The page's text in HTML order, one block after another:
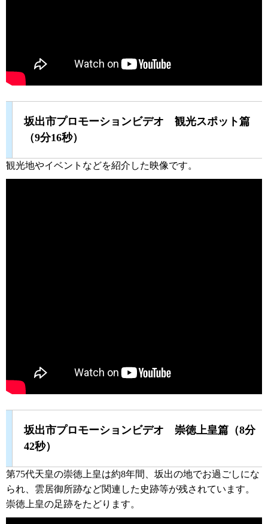
坂出市プロモーションビデオ 観光スポット篇
（9分16秒）
観光地やイベントなどを紹介した映像です。
坂出市プロモーションビデオ 崇徳上皇篇（8分
42秒）
第75代天皇の崇徳上皇は約8年間、坂出の地でお過ごしにな
られ、雲居御所跡など関連した史跡等が残されています。
崇徳上皇の足跡をたどります。